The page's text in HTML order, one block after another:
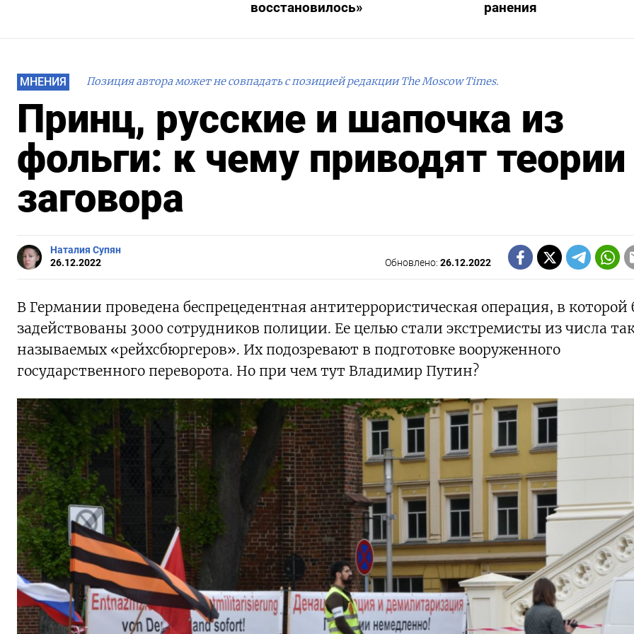
восстановилось» ранения
МНЕНИЯ Позиция автора может не совпадать с позицией редакции The Moscow Times.
Принц, русские и шапочка из
фольги: к чему приводят теории
заговора
Наталия Супян
26.12.2022
Обновлено:26.12.2022
В Германии проведена беспрецедентная антитеррористическая операция, в
задействованы 3000 сотрудников полиции. Ее целью стали экстремисты из числа
называемых «рейхсбюргеров». Их подозревают в подготовке вооруженного
государственного переворота. Но при чем тут Владимир Путин?